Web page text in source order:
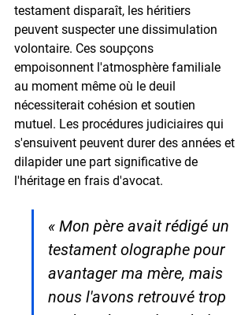
testament disparaît, les héritiers
peuvent suspecter une dissimulation
volontaire. Ces soupçons
empoisonnent l'atmosphère familiale
au moment même où le deuil
nécessiterait cohésion et soutien
mutuel. Les procédures judiciaires qui
s'ensuivent peuvent durer des années et
dilapider une part significative de
l'héritage en frais d'avocat.
« Mon père avait rédigé un
testament olographe pour
avantager ma mère, mais
nous l'avons retrouvé trop